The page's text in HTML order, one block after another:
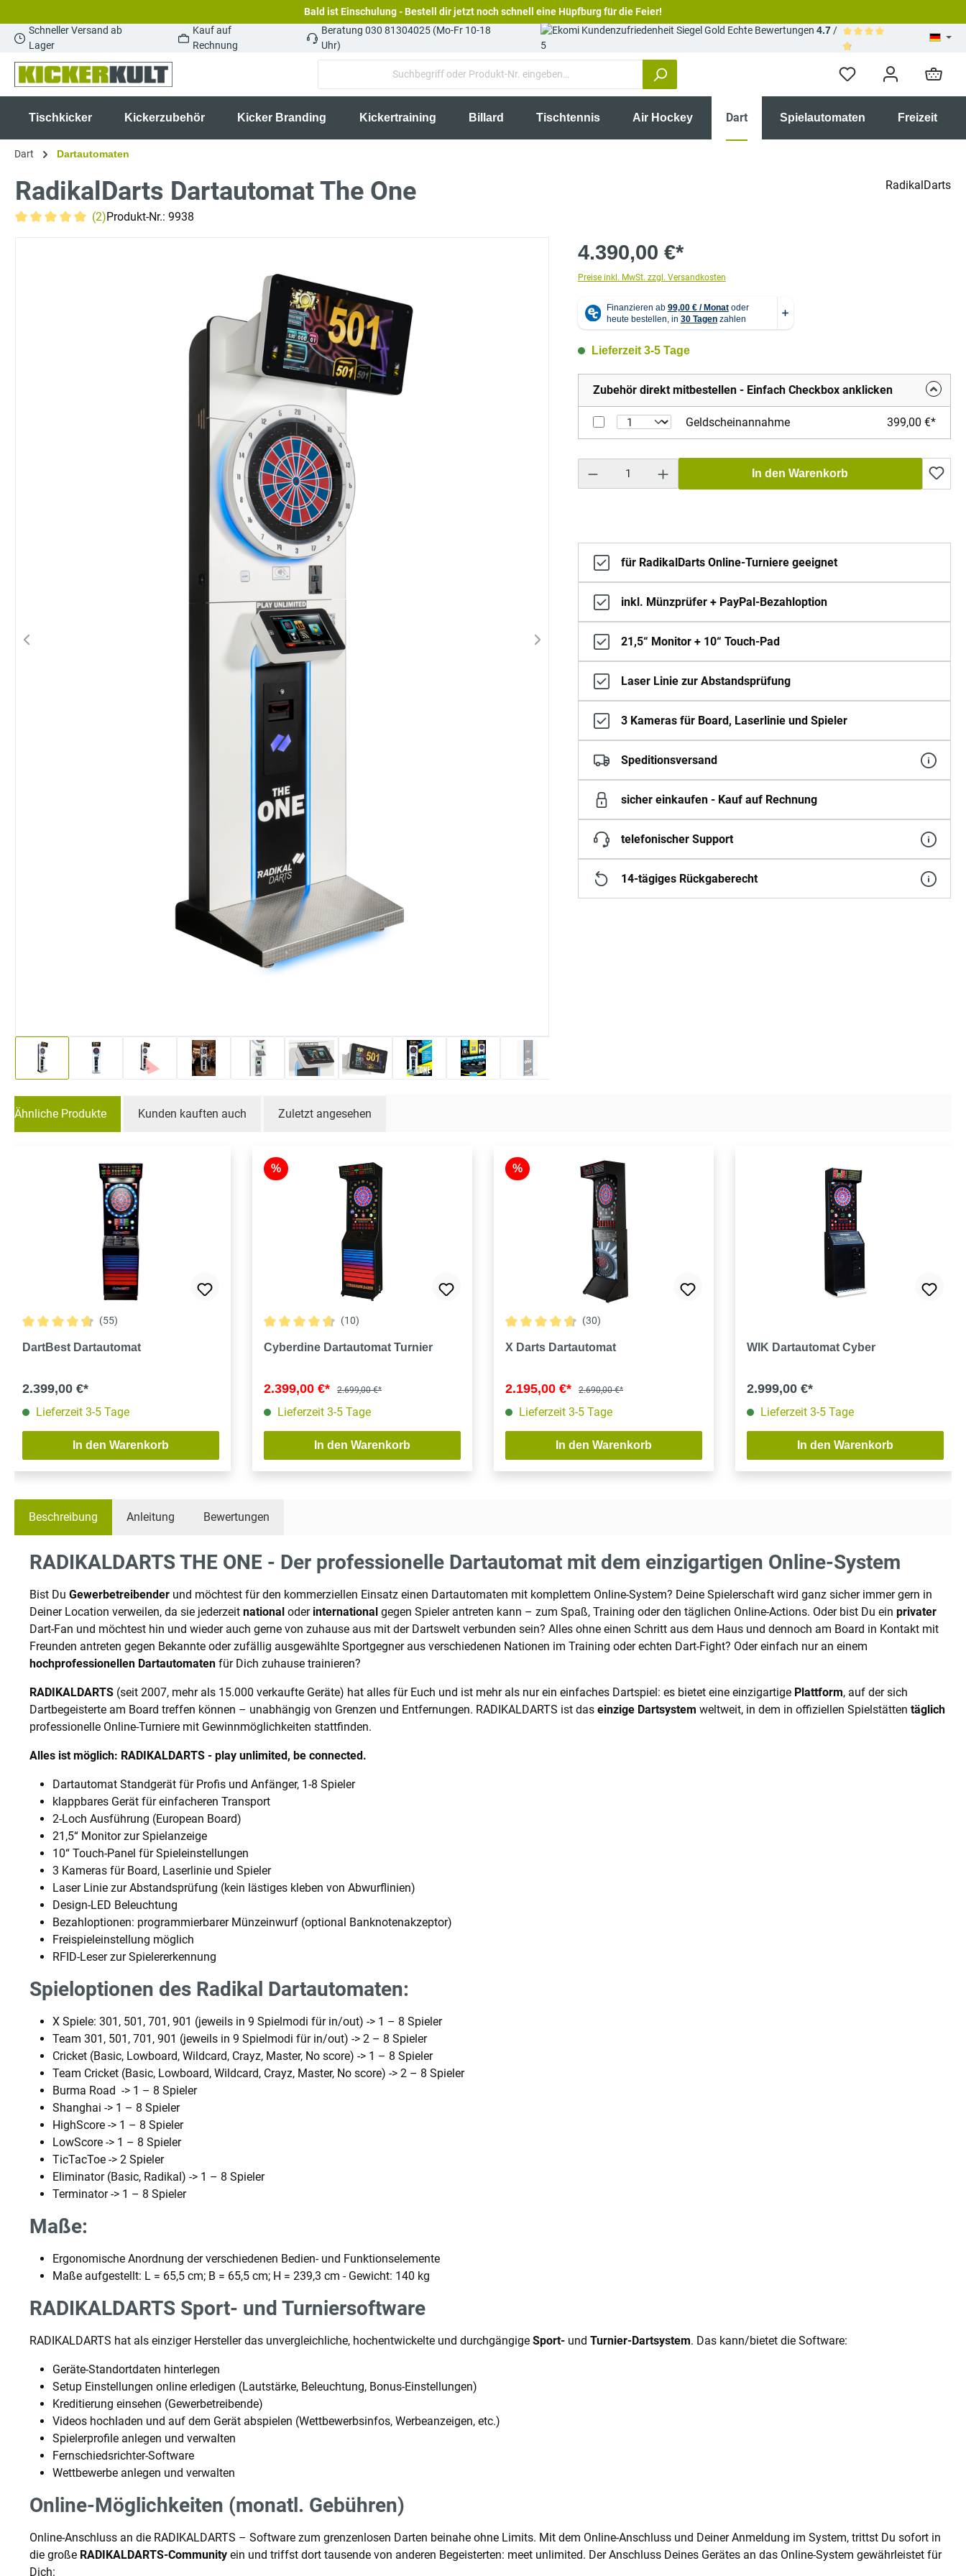
Bald ist Einschulung - Bestell dir jetzt noch schnell eine Hüpfburg für die Feier!
Schneller Versand ab
Lager
Kauf auf
Rechnung
Beratung 030 81304025 (Mo-Fr 10-18
Uhr)
Echte Bewertungen 4.7 /
5
Tischkicker Kickerzubehör Kicker Branding Kickertraining Billard Tischtennis Air Hockey Dart Spielautomaten Freizeit
Dart Dartautomaten
RadikalDarts Dartautomat The One
(2)Produkt-Nr.: 9938
RadikalDarts
4.390,00 €*
Preise inkl. MwSt. zzgl. Versandkosten
Lieferzeit 3-5 Tage
Zubehör direkt mitbestellen - Einfach Checkbox anklicken
Geldscheinannahme 399,00 €*
Produkt Anzahl: Gib den gewünschten Wert ein oder benutze die Schaltflächen um die Anzahl zu
In den Warenkorb
für RadikalDarts Online-Turniere geeignet
inkl. Münzprüfer + PayPal-Bezahloption
21,5“ Monitor + 10“ Touch-Pad
Laser Linie zur Abstandsprüfung
3 Kameras für Board, Laserlinie und Spieler
Speditionsversand
sicher einkaufen - Kauf auf Rechnung
telefonischer Support
14-tägiges Rückgaberecht
Ähnliche Produkte Kunden kauften auch
Zuletzt angesehen
Durchschnittliche Bewertung von 4.8 von 5 Sternen
(55)
DartBest Dartautomat
2.399,00 €*
Lieferzeit 3-5 Tage
In den Warenkorb
%
Durchschnittliche Bewertung von 4.7 von 5 Sternen
(10)
Cyberdine Dartautomat Turnier
2.399,00 €* 2.699,00 €*
Lieferzeit 3-5 Tage
In den Warenkorb
%
Durchschnittliche Bewertung von 4.8 von 5 Sternen
(30)
X Darts Dartautomat
2.195,00 €* 2.690,00 €*
Lieferzeit 3-5 Tage
In den Warenkorb
WIK Dartautomat Cyber
2.999,00 €*
Lieferzeit 3-5 Tage
In den Warenkorb
Beschreibung Anleitung Bewertungen
RADIKALDARTS THE ONE - Der professionelle Dartautomat mit dem einzigartigen Online-System
Bist Du Gewerbetreibender und möchtest für den kommerziellen Einsatz einen Dartautomaten mit komplettem Online-System? Deine Spielerschaft wird ganz sicher immer gern in
Deiner Location verweilen, da sie jederzeit national oder international gegen Spieler antreten kann – zum Spaß, Training oder den täglichen Online-Actions. Oder bist Du ein privater
Dart-Fan und möchtest hin und wieder auch gerne von zuhause aus mit der Dartswelt verbunden sein? Alles ohne einen Schritt aus dem Haus und dennoch am Board in Kontakt mit
Freunden antreten gegen Bekannte oder zufällig ausgewählte Sportgegner aus verschiedenen Nationen im Training oder echten Dart-Fight? Oder einfach nur an einem
hochprofessionellen Dartautomaten für Dich zuhause trainieren?
RADIKALDARTS (seit 2007, mehr als 15.000 verkaufte Geräte) hat alles für Euch und ist mehr als nur ein einfaches Dartspiel: es bietet eine einzigartige Plattform, auf der sich
Dartbegeisterte am Board treffen können – unabhängig von Grenzen und Entfernungen. RADIKALDARTS ist das einzige Dartsystem weltweit, in dem in offiziellen Spielstätten täglich
professionelle Online-Turniere mit Gewinnmöglichkeiten stattfinden.
Alles ist möglich: RADIKALDARTS - play unlimited, be connected.
Dartautomat Standgerät für Profis und Anfänger, 1-8 Spieler
klappbares Gerät für einfacheren Transport
2-Loch Ausführung (European Board)
21,5“ Monitor zur Spielanzeige
10“ Touch-Panel für Spieleinstellungen
3 Kameras für Board, Laserlinie und Spieler
Laser Linie zur Abstandsprüfung (kein lästiges kleben von Abwurflinien)
Design-LED Beleuchtung
Bezahloptionen: programmierbarer Münzeinwurf (optional Banknotenakzeptor)
Freispieleinstellung möglich
RFID-Leser zur Spielererkennung
Spieloptionen des Radikal Dartautomaten:
X Spiele: 301, 501, 701, 901 (jeweils in 9 Spielmodi für in/out) -> 1 – 8 Spieler
Team 301, 501, 701, 901 (jeweils in 9 Spielmodi für in/out) -> 2 – 8 Spieler
Cricket (Basic, Lowboard, Wildcard, Crayz, Master, No score) -> 1 – 8 Spieler
Team Cricket (Basic, Lowboard, Wildcard, Crayz, Master, No score) -> 2 – 8 Spieler
Burma Road -> 1 – 8 Spieler
Shanghai -> 1 – 8 Spieler
HighScore -> 1 – 8 Spieler
LowScore -> 1 – 8 Spieler
TicTacToe -> 2 Spieler
Eliminator (Basic, Radikal) -> 1 – 8 Spieler
Terminator -> 1 – 8 Spieler
Maße:
Ergonomische Anordnung der verschiedenen Bedien- und Funktionselemente
Maße aufgestellt: L = 65,5 cm; B = 65,5 cm; H = 239,3 cm - Gewicht: 140 kg
RADIKALDARTS Sport- und Turniersoftware
RADIKALDARTS hat als einziger Hersteller das unvergleichliche, hochentwickelte und durchgängige Sport- und Turnier-Dartsystem. Das kann/bietet die Software:
Geräte-Standortdaten hinterlegen
Setup Einstellungen online erledigen (Lautstärke, Beleuchtung, Bonus-Einstellungen)
Kreditierung einsehen (Gewerbetreibende)
Videos hochladen und auf dem Gerät abspielen (Wettbewerbsinfos, Werbeanzeigen, etc.)
Spielerprofile anlegen und verwalten
Fernschiedsrichter-Software
Wettbewerbe anlegen und verwalten
Online-Möglichkeiten (monatl. Gebühren)
Online-Anschluss an die RADIKALDARTS – Software zum grenzenlosen Darten beinahe ohne Limits. Mit dem Online-Anschluss und Deiner Anmeldung im System, trittst Du sofort in
die große RADIKALDARTS-Community ein und triffst dort tausende von anderen Begeisterten: meet unlimited. Der Anschluss Deines Gerätes an das Online-System gewährleistet für
Dich: